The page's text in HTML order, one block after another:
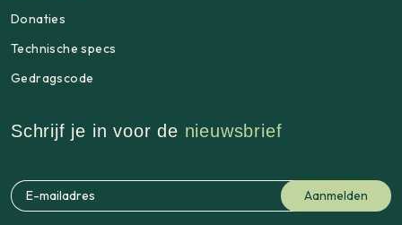
Donaties
Technische specs
Gedragscode
Schrijf je in voor de nieuwsbrief